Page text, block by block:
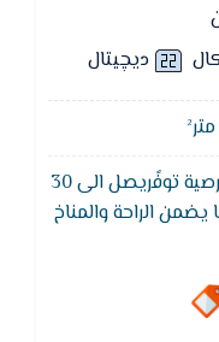
ديچيتال
يتميز بتوفر تقنية Ai ايكو ماستر الحرصية توفًريصل الى 30
الراحة والمناخ
ايكو ماستر